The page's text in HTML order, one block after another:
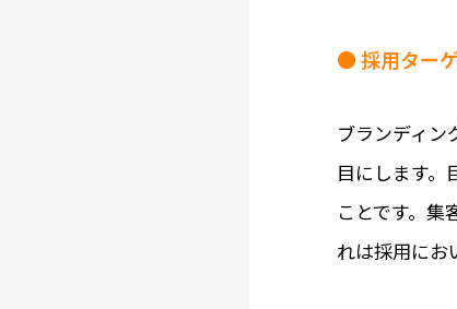
● 採用ター
ブランディン
目にします。
ことです。
れは採用にお